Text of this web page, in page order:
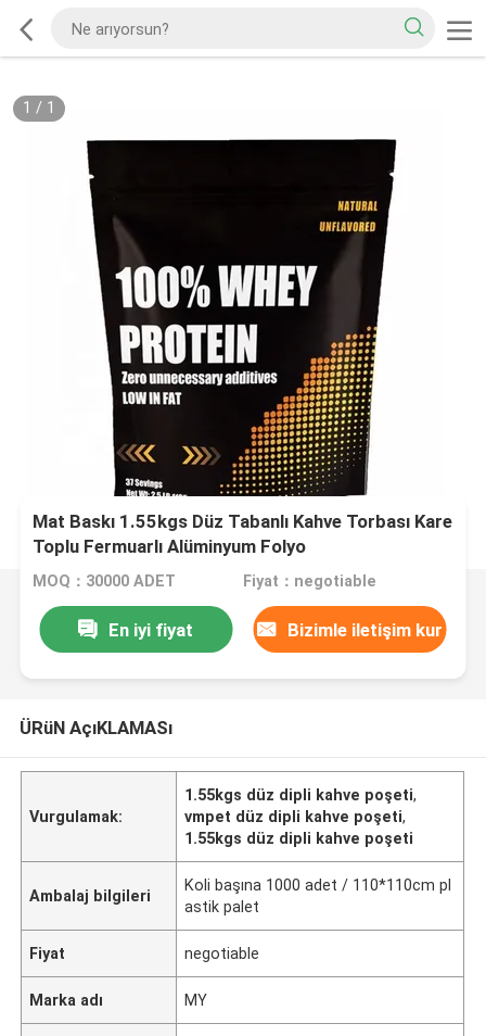
1 / 1
Mat Baskı 1.55kgs Düz Tabanlı Kahve Torbası Kare
Toplu Fermuarlı Alüminyum Folyo
MOQ：30000 ADET Fiyat：negotiable
En iyi fiyat Bizimle iletişim kur
ÜRüN AçıKLAMASı
Vurgulamak:
1.55kgs düz dipli kahve poşeti,
vmpet düz dipli kahve poşeti,
1.55kgs düz dipli kahve poşeti
Ambalaj bilgileri
Koli başına 1000 adet / 110*110cm pl
astik palet
Fiyat negotiable
Marka adı MY